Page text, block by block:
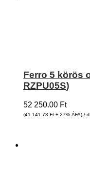
Ferro 5 körös
RZPU05S)
52 250.00 Ft
(41 141.73 Ft + 27% ÁFA) /